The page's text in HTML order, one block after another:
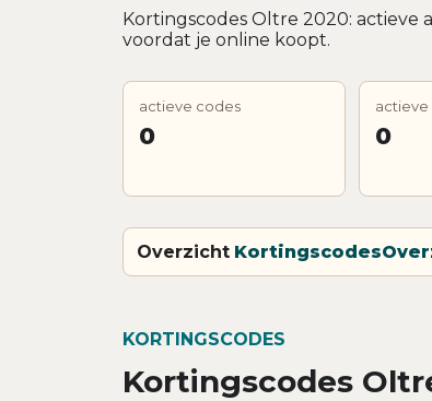
Kortingscodes Oltre 2020: actieve
voordat je online koopt.
actieve codes
0
actieve
0
Overzicht Kortingscodes
KORTINGSCODES
Kortingscodes